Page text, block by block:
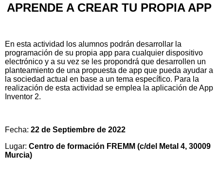
Archivo
Contacto
APRENDE A CREAR TU PROPIA APP
En esta actividad los alumnos podrán desarrollar la
programación de su propia app para cualquier dispositivo
electrónico y a su vez se les propondrá que desarrollen un
planteamiento de una propuesta de app que pueda ayudar a
la sociedad actual en base a un tema específico. Para la
realización de esta actividad se emplea la aplicación de App
Inventor 2.
Fecha: 22 de Septiembre de 2022
Lugar: Centro de formación FREMM (c/del Metal 4, 30009
Murcia)